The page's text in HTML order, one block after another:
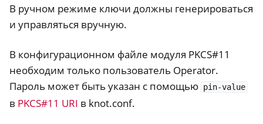
В ручном режиме ключи должны генерироваться
и управляться вручную.
В конфигурационном файле модуля PKCS#11
необходим только пользователь Operator.
Пароль может быть указан с помощью pin-value
в PKCS#11 URI в knot.conf.